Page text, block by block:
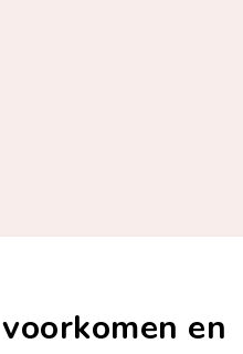
en